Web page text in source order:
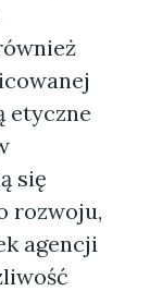
etyczne
się
rozwoju,
agencji